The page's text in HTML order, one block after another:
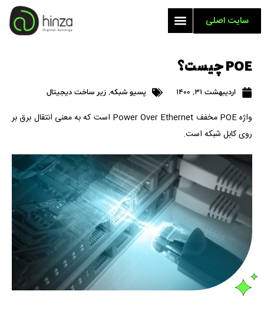
سایت اصلی
POE چیست؟
اردیبهشت 31, 1400 پسیو شبکه, زیر ساخت دیجیتال
واژه POE مخفف Power Over Ethernet است که به معنی انتقال برق بر
روی کابل شبکه است.